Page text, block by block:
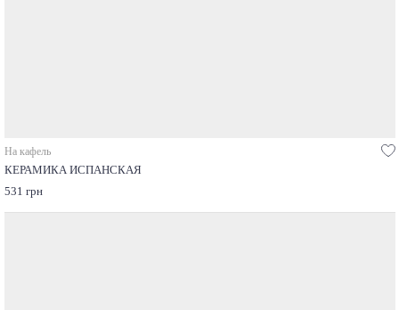
На кафель
КЕРАМИКА ИСПАНСКАЯ
531 грн